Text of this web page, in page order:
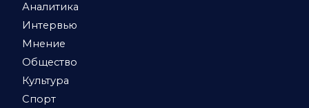
Аналитика
Интервью
Мнение
Общество
Культура
Спорт